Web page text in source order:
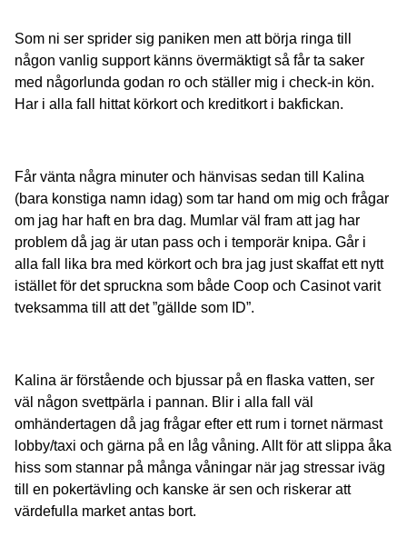
Som ni ser sprider sig paniken men att börja ringa till
någon vanlig support känns övermäktigt så får ta saker
med någorlunda godan ro och ställer mig i check-in kön.
Har i alla fall hittat körkort och kreditkort i bakfickan.
Får vänta några minuter och hänvisas sedan till Kalina
(bara konstiga namn idag) som tar hand om mig och frågar
om jag har haft en bra dag. Mumlar väl fram att jag har
problem då jag är utan pass och i temporär knipa. Går i
alla fall lika bra med körkort och bra jag just skaffat ett nytt
istället för det spruckna som både Coop och Casinot varit
tveksamma till att det ”gällde som ID”.
Kalina är förstående och bjussar på en flaska vatten, ser
väl någon svettpärla i pannan. Blir i alla fall väl
omhändertagen då jag frågar efter ett rum i tornet närmast
lobby/taxi och gärna på en låg våning. Allt för att slippa åka
hiss som stannar på många våningar när jag stressar iväg
till en pokertävling och kanske är sen och riskerar att
värdefulla market antas bort.